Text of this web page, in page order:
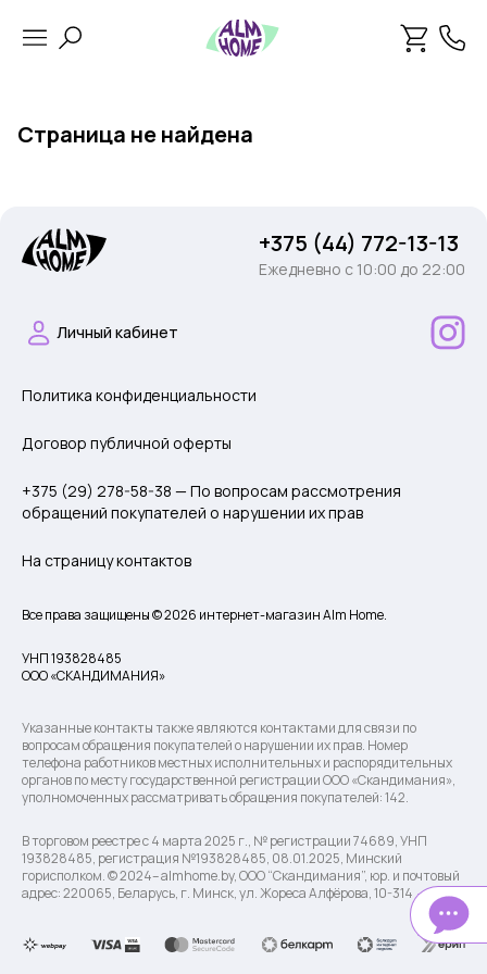
Страница не найдена
+375 (44) 772-13-13
Ежедневно c 10:00 до 22:00
Личный кабинет
Политика конфиденциальности
Договор публичной оферты
+375 (29) 278-58-38 — По вопросам рассмотрения
обращений покупателей о нарушении их прав
На страницу контактов
Все права защищены © 2026 интернет-магазин Alm Home.
УНП 193828485
ООО «СКАНДИМАНИЯ»
Указанные контакты также являются контактами для связи по
вопросам обращения покупателей о нарушении их прав. Номер
телефона работников местных исполнительных и распорядительных
органов по месту государственной регистрации ООО «Скандимания»,
уполномоченных рассматривать обращения покупателей: 142.
В торговом реестре с 4 марта 2025 г., № регистрации 74689, УНП
193828485, регистрация №193828485, 08.01.2025, Минский
горисполком. © 2024– almhome.by, ООО “Скандимания”, юр. и почтовый
адрес: 220065, Беларусь, г. Минск, ул. Жореса Алфёрова, 10-314